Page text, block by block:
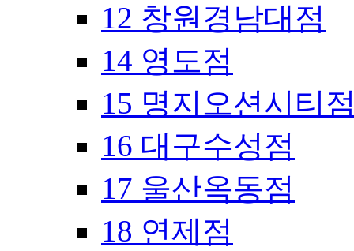
12 창원경남대점
14 영도점
15 명지오션시티
16 대구수성점
17 울산옥동점
18 연제점